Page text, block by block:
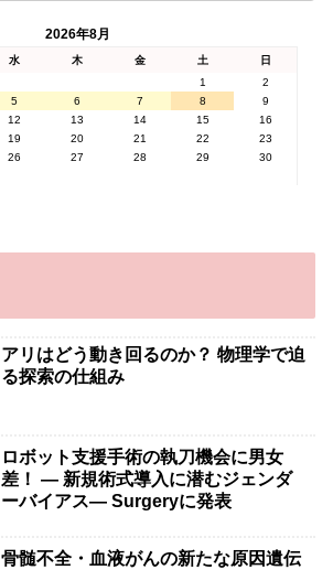
2026年8月
水 木 金 土
日
1
2
5 6 7 8
9
12 13 14 15
16
19 20 21 22
23
26 27 28 29
30
アリはどう動き回るのか？ 物理学で迫
る探索の仕組み
ロボット支援手術の執刀機会に男女
差！ — 新規術式導入に潜むジェンダ
ーバイアス— Surgeryに発表
骨髄不全・血液がんの新たな原因遺伝